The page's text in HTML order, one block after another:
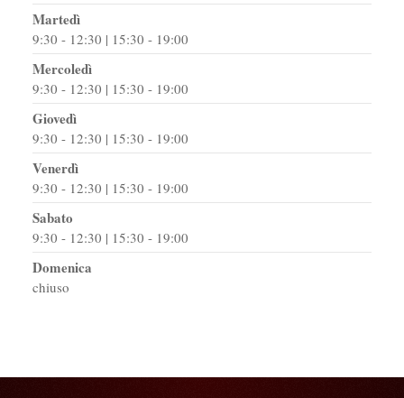
Martedì
9:30 - 12:30 | 15:30 - 19:00
Mercoledì
9:30 - 12:30 | 15:30 - 19:00
Giovedì
9:30 - 12:30 | 15:30 - 19:00
Venerdì
9:30 - 12:30 | 15:30 - 19:00
Sabato
9:30 - 12:30 | 15:30 - 19:00
Domenica
chiuso